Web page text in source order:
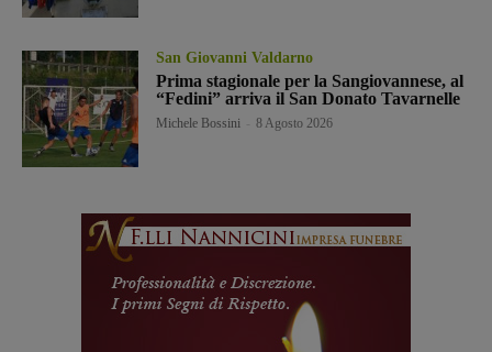
San Giovanni Valdarno
Prima stagionale per la Sangiovannese, al
“Fedini” arriva il San Donato Tavarnelle
Michele Bossini 8 Agosto 2026